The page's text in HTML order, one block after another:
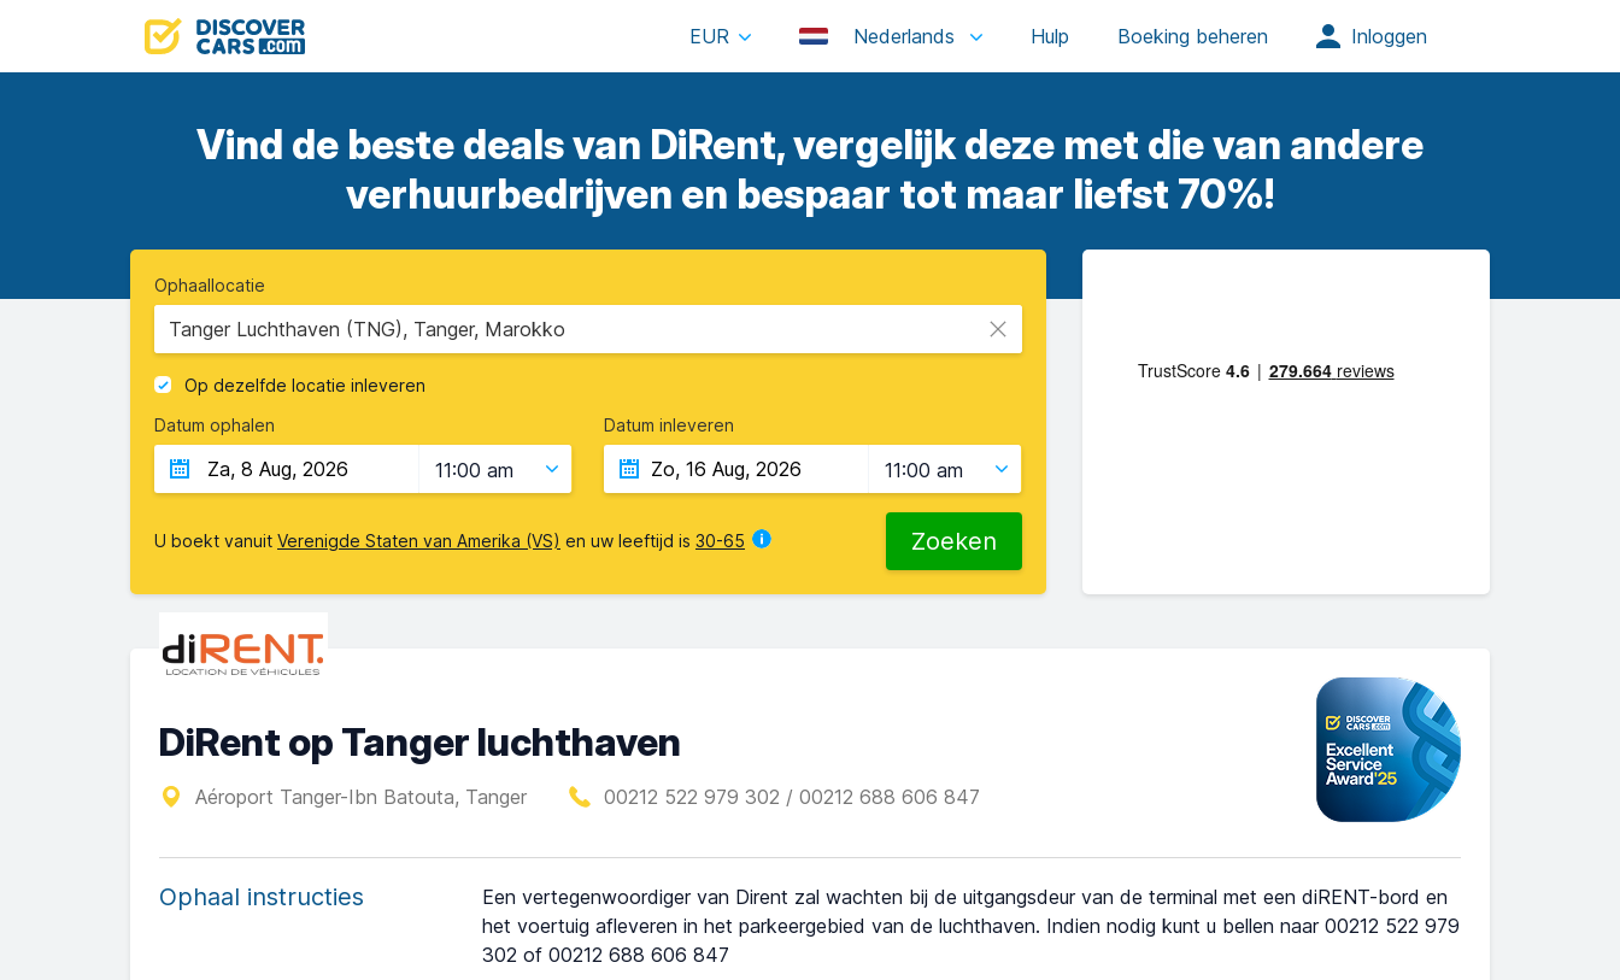
EUR Nederlands
Vind de beste deals van DiRent, vergelijk deze met die van andere
verhuurbedrijven en bespaar tot maar liefst 70%!
Ophaallocatie
Tanger Luchthaven (TNG), Tanger, Marokko
Op dezelfde locatie inleveren
Datum ophalen
11:00 am
Datum inleveren
11:00 am
U boekt vanuit Verenigde Staten van Amerika (VS) en uw leeftijd is 30-65 Zoeken
DiRent op Tanger luchthaven
Aéroport Tanger-Ibn Batouta, Tanger 00212 522 979 302 / 00212 688 606 847
Ophaal instructies
Een vertegenwoordiger van Dirent zal wachten bij de uitgangsdeur van de terminal met een diRENT-bord en
het voertuig afleveren in het parkeergebied van de luchthaven. Indien nodig kunt u bellen naar 00212 522 979
302 of 00212 688 606 847